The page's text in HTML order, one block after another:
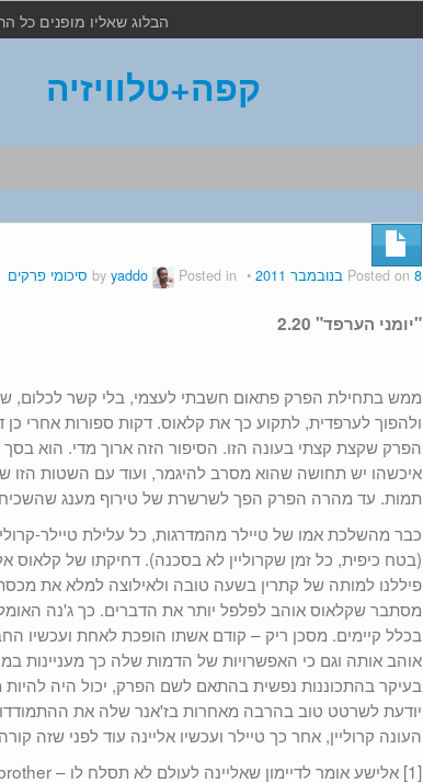
הבלוג שאליו מופנים כל
קפה+טלוויזיה
Posted on 8 בנובמבר 2011 yaddo Posted in סיכומי פרקים
"יומני הערפד" 2.20
ממש בתחילת הפרק פתאום חשבתי לעצמי, בלי קשר לכלום,
הפרק שקצת קצתי בעונה הזו. הסיפור הזה ארוך מדי. הוא בסך
איכשהו יש תחושה שהוא מסרב להיגמר, ועוד עם השטות הזו
תמות. עד מהרה הפרק הפך לשרשרת של טירוף מענג
כבר מהשלכת אמו של טיילר מהמדרגות, כל עלילת טיילר-
(בטח כיפית, כל זמן שקרוליין לא בסכנה). דחיקתו של קלאוס
פיללנו למותה של קתרין בשעה טובה ולאילוצה למלא את
מסתבר שקלאוס אוהב לפלפל יותר את הדברים. כך ג'נה
בכלל קיימים. מסכן ריק – קודם אשתו הופכת לאחת ועכשיו
אוהב אותה וגם כי האפשרויות של הדמות שלה כך מעניינות
בעיקר בהתכוננות נפשית בהתאם לשם הפרק, יכול היה
יודעת לשרטט טוב בהרבה מאחרות בז'אנר שלה את
העונה קרוליין, אחר כך טיילר ועכשיו אליינה עוד לפני